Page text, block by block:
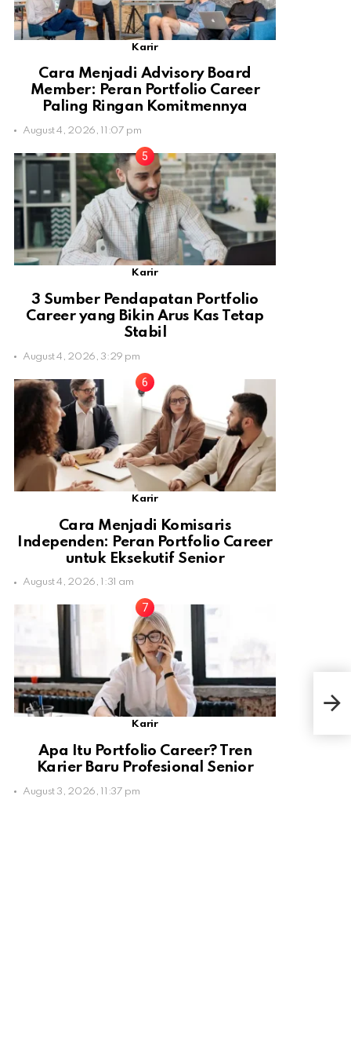
Karir
Cara Menjadi Advisory Board
Member: Peran Portfolio Career
Paling Ringan Komitmennya
August 4, 2026, 11:07 pm
Karir
3 Sumber Pendapatan Portfolio
Career yang Bikin Arus Kas Tetap
Stabil
August 4, 2026, 3:29 pm
Karir
Cara Menjadi Komisaris
Independen: Peran Portfolio Career
untuk Eksekutif Senior
August 4, 2026, 1:31 am
Karir
Apa Itu Portfolio Career? Tren
Karier Baru Profesional Senior
August 3, 2026, 11:37 pm